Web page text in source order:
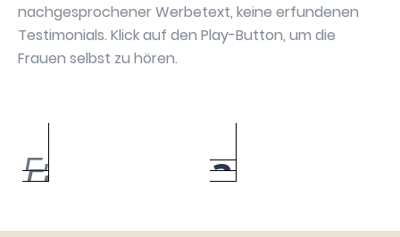
nachgesprochener Werbetext, keine erfundenen
Testimonials. Klick auf den Play-Button, um die
Frauen selbst zu hören.
Hartenbach
Caroline Urbach Silke Gebauer
Julia Dibbern Sarah Chatzikas